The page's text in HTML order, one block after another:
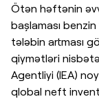
Ötən həftənin
başlaması
tələbin artması
qiymətləri
Agentliyi (IEA)
qlobal neft